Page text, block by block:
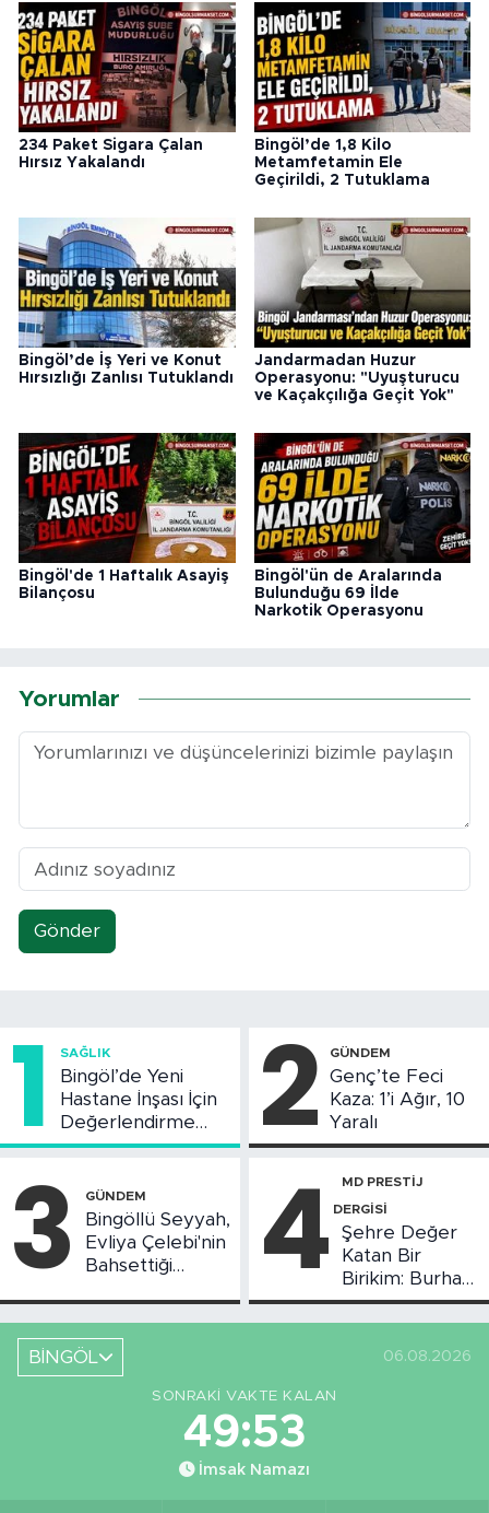
234 Paket Sigara Çalan
Hırsız Yakalandı
Bingöl’de 1,8 Kilo
Metamfetamin Ele
Geçirildi, 2 Tutuklama
Bingöl’de İş Yeri ve Konut
Hırsızlığı Zanlısı Tutuklandı
Jandarmadan Huzur
Operasyonu: "Uyuşturucu
ve Kaçakçılığa Geçit Yok"
Bingöl'de 1 Haftalık Asayiş
Bilançosu
Bingöl'ün de Aralarında
Bulunduğu 69 İlde
Narkotik Operasyonu
Yorumlar
Gönder
1 SAĞLIK
Bingöl’de Yeni
Hastane İnşası İçin
Değerlendirme
Toplantısı Yapıldı
2 GÜNDEM
Genç’te Feci
Kaza: 1’i Ağır, 10
Yaralı
3 GÜNDEM
Bingöllü Seyyah,
Evliya Çelebi'nin
Bahsettiği
4 MD PRESTİJ
DERGİSİ
Şehre Değer
Katan Bir
Birikim: Burhan
Arıkız
BİNGÖL 06.08.2026
SONRAKI VAKTE KALAN
49:52
İmsak Namazı